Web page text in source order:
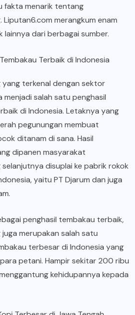
fakta menarik tentang
Liputan6.com merangkum enam
lainnya dari berbagai sumber.
Terbaik di Indonesia
yang terkenal dengan sektor
menjadi salah satu penghasil
di Indonesia. Letaknya yang
pegunungan membuat
ditanam di sana. Hasil
dipanen masyarakat
selanjutnya disuplai ke pabrik rokok
yaitu PT Djarum dan juga
penghasil tembakau terbaik,
juga merupakan salah satu
terbesar di Indonesia yang
petani. Hampir sekitar 200 ribu
kehidupannya kepada